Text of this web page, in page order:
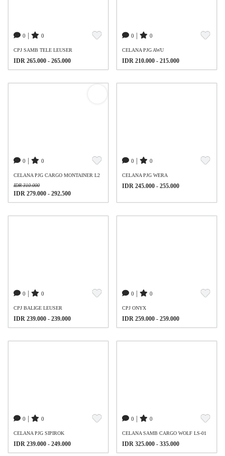
0 0
CPJ SAMB TELE LEUSER
IDR 265.000 - 265.000
0 0
CELANA PJG AWU
IDR 210.000 - 215.000
0 0
CELANA PJG CARGO MONTAINER L2
IDR 310.000
IDR 279.000 - 292.500
0 0
CELANA PJG WERA
IDR 245.000 - 255.000
0 0
CPJ BALIGE LEUSER
IDR 239.000 - 239.000
0 0
CPJ ONYX
IDR 259.000 - 259.000
0 0
CELANA PJG SIPIROK
IDR 239.000 - 249.000
0 0
CELANA SAMB CARGO WOLF LS-01
IDR 325.000 - 335.000